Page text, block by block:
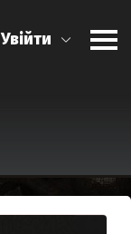
Увійти